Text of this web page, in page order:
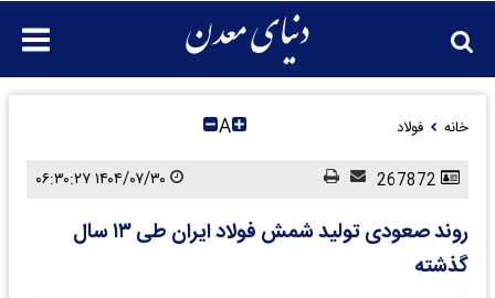
خانه فولاد A
روند صعودی تولید شمش فولاد ایران طی ۱۳ سال
گذشته